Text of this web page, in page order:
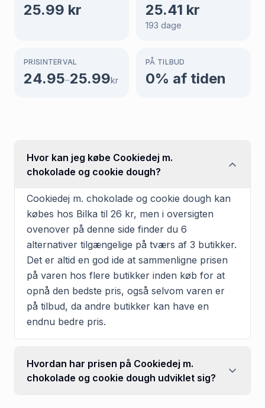
25.99 kr 25.41 kr
193 dage
PRISINTERVAL
24.95–25.99kr
PÅ TILBUD
0% af tiden
Hvor kan jeg købe Cookiedej m.
chokolade og cookie dough?
Cookiedej m. chokolade og cookie dough kan
købes hos Bilka til 26 kr, men i oversigten
ovenover på denne side finder du 6
alternativer tilgængelige på tværs af 3 butikker.
Det er altid en god ide at sammenligne prisen
på varen hos flere butikker inden køb for at
opnå den bedste pris, også selvom varen er
på tilbud, da andre butikker kan have en
endnu bedre pris.
Hvordan har prisen på Cookiedej m.
chokolade og cookie dough udviklet sig?